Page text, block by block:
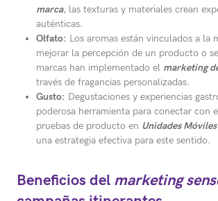
marca, las texturas y materiales crean
auténticas.
Olfato: Los aromas están vinculados a la
mejorar la percepción de un producto o
marcas han implementado el marketing
través de fragancias personalizadas.
Gusto: Degustaciones y experiencias
poderosa herramienta para conectar con
pruebas de producto en Unidades
una estrategia efectiva para este sentido.
Beneficios del marketing